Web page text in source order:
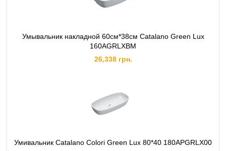
Умывальник накладной 60см*38см Catalano Green Lux
160AGRLXBM
26,338 грн.
Умивальник Catalano Colori Green Lux 80*40 180APGRLX00